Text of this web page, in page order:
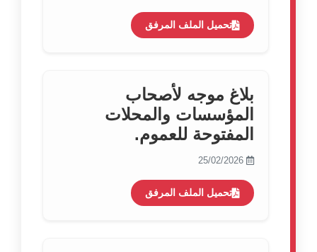
تحميل الملف المرفق
بلاغ موجه لأصحاب
المؤسسات والمحلات
المفتوحة للعموم.
تحميل الملف المرفق